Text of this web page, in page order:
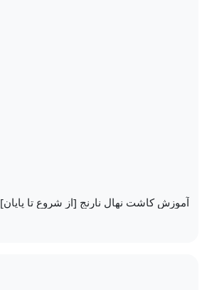
آموزش کاشت نهال نارنج [از شروع تا پایان]